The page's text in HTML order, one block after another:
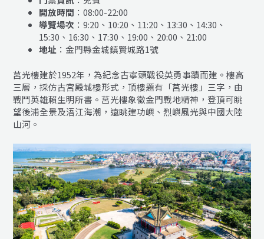
開放時間 ：08:00-22:00
導覽場次 ：9:20、10:20、11:20、13:30、14:30、
15:30、16:30、17:30、19:00、20:00、21:00
地址 ：金門縣金城鎮賢城路1號
莒光樓建於1952年，為紀念古寧頭戰役英勇事蹟而建。樓高
三層，採仿古宮殿城樓形式，頂樓題有「莒光樓」三字，由
戰鬥英雄賴生明所書。莒光樓象徵金門戰地精神，登頂可眺
望後浦全景及浯江海潮，遠眺建功嶼、烈嶼風光與中國大陸
山河。